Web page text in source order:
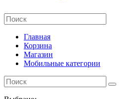
Search
this
websiteГлавная
Корзина
Магазин
Мобильные категории